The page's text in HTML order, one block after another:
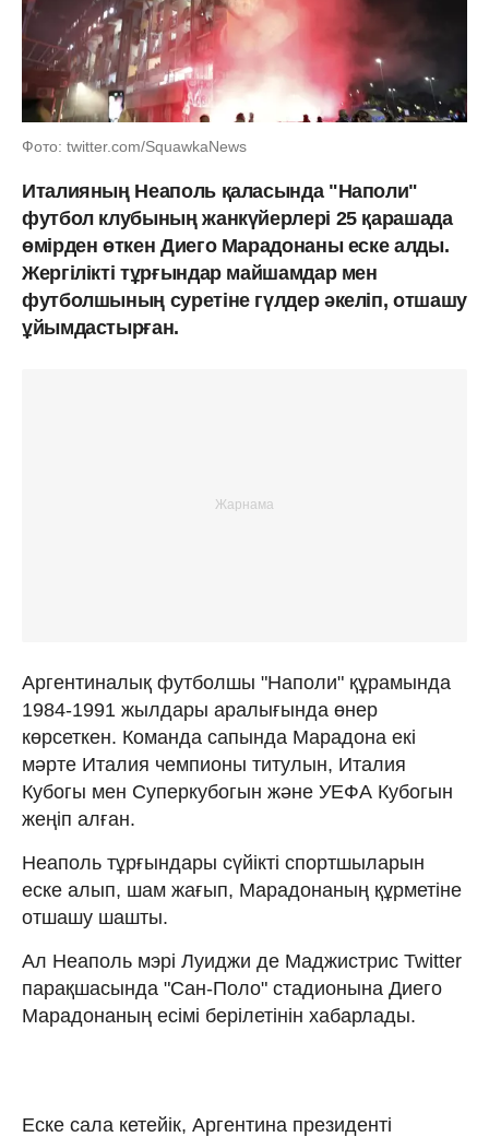
Фото: twitter.com/SquawkaNews
Италияның Неаполь қаласында "Наполи"
футбол клубының жанкүйерлері 25 қарашада
өмірден өткен Диего Марадонаны еске алды.
Жергілікті тұрғындар майшамдар мен
футболшының суретіне гүлдер әкеліп, отшашу
ұйымдастырған.
Аргентиналық футболшы "Наполи" құрамында
1984-1991 жылдары аралығында өнер
көрсеткен. Команда сапында Марадона екі
мәрте Италия чемпионы титулын, Италия
Кубогы мен Суперкубогын және УЕФА Кубогын
жеңіп алған.
Неаполь тұрғындары сүйікті спортшыларын
еске алып, шам жағып, Марадонаның құрметіне
отшашу шашты.
Ал Неаполь мэрі Луиджи де Маджистрис Twitter
парақшасында "Сан-Поло" стадионына Диего
Марадонаның есімі берілетінін хабарлады.
Еске сала кетейік, Аргентина президенті